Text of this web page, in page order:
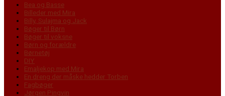
Bea og Basse
Billeder med Mira
Billy, Sulajma og Jack
Bøger til Børn
Bøger til voksne
Børn og forældre
Børnetøj
DIY
Emaljekop med Mira
En dreng der måske hedder Torben
Fagbøger
Jørgen Pingvin